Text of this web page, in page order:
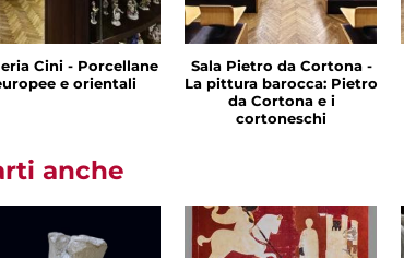
Cini - Porcellane
e orientali
Sala Pietro da Cortona -
La pittura barocca: Pietro
da Cortona e i
cortoneschi
anche